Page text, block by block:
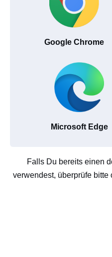
Google Chrome
Microsoft Edge
Falls Du bereits einen
verwendest, überprüfe bitte